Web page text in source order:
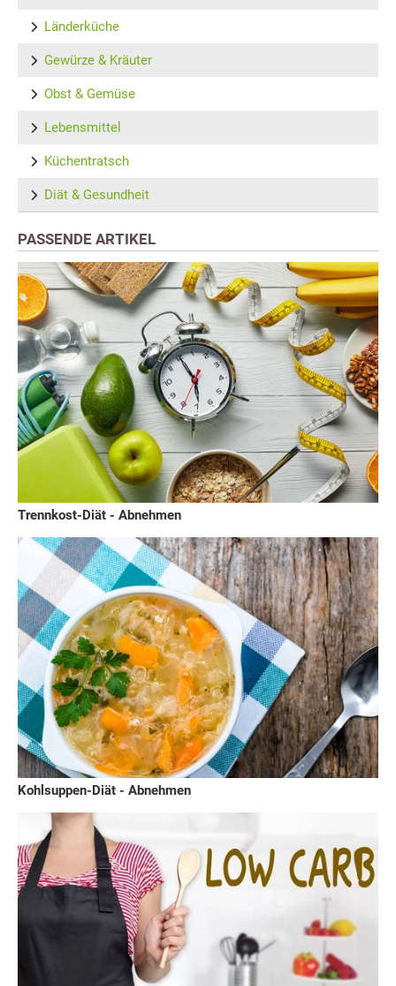
Länderküche
Gewürze & Kräuter
Obst & Gemüse
Lebensmittel
Küchentratsch
Diät & Gesundheit
PASSENDE ARTIKEL
Trennkost-Diät - Abnehmen
Kohlsuppen-Diät - Abnehmen